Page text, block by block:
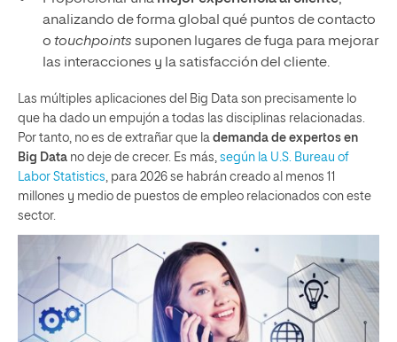
analizando de forma global qué puntos de contacto
o touchpoints suponen lugares de fuga para mejorar
las interacciones y la satisfacción del cliente.
Las múltiples aplicaciones del Big Data son precisamente lo
que ha dado un empujón a todas las disciplinas relacionadas.
Por tanto, no es de extrañar que la demanda de expertos en
Big Data no deje de crecer. Es más, según la U.S. Bureau of
Labor Statistics, para 2026 se habrán creado al menos 11
millones y medio de puestos de empleo relacionados con este
sector.